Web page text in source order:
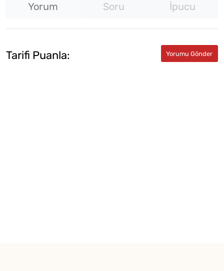
Yorum Soru İpucu
Tarifi Puanla: